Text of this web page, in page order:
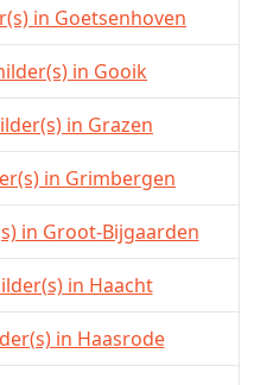
in Goetsenhoven
in Gooik
in Grazen
in Grimbergen
in Groot-Bijgaarden
in Haacht
in Haasrode